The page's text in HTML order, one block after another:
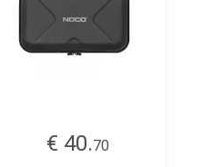
€ 40.70